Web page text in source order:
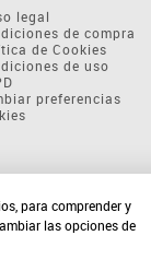
legal
de compra
de Cookies
de uso
preferencias
para comprender y
las opciones de